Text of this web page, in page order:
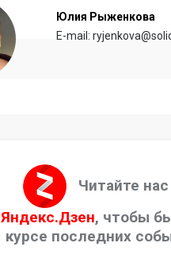
Юлия Рыженкова
E-mail:
Читайте нас
Яндекс.Дзен, чтобы
курсе последних